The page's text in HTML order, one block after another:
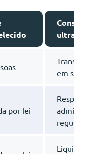
em
por lei